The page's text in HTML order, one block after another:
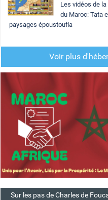
Les vidéos de
du Maroc: Tata
paysages époustoufla
Voir plus
Sur les pas de Charles de